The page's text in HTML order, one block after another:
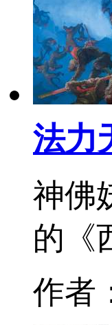
法力
神佛
的《
作者